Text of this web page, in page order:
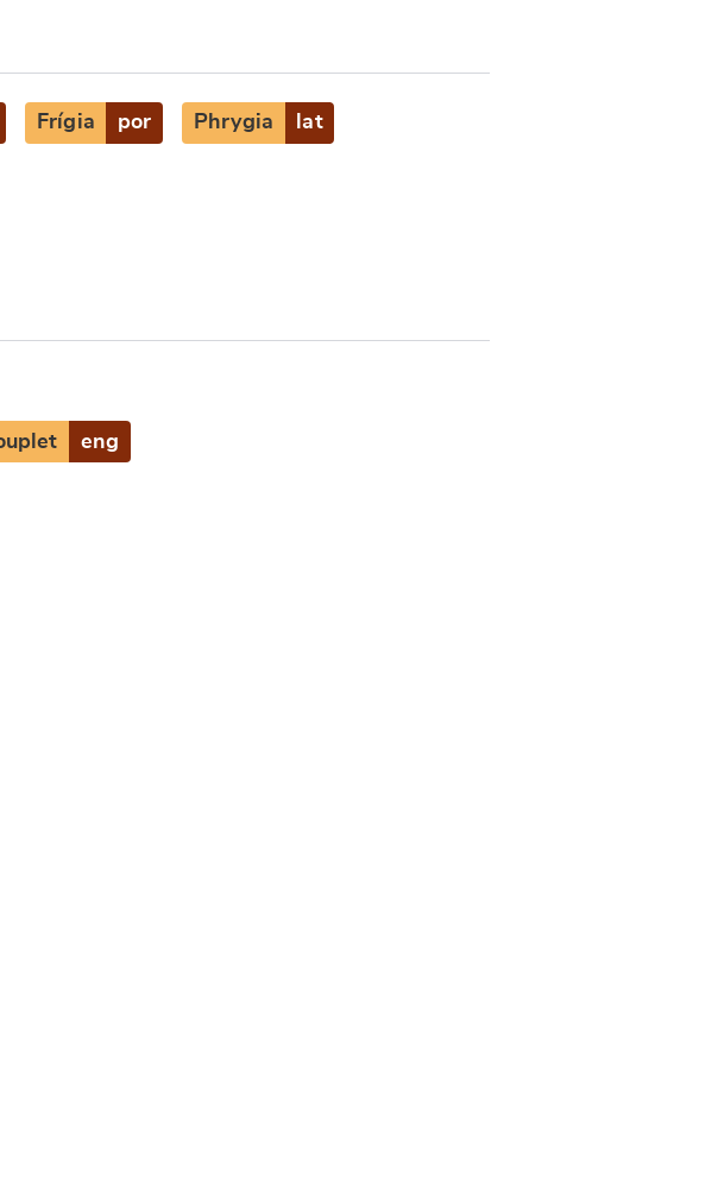
Frígia por Phrygia lat
eng